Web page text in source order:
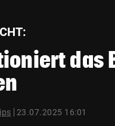
das
23.07.2025 16:01